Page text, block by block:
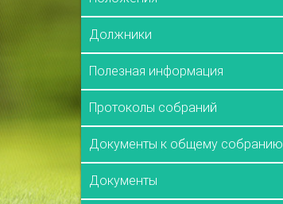
Должники
Полезная информация
Протоколы собраний
Документы к общему собранию
Документы